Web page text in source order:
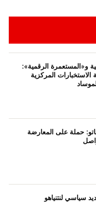
و«المستعمرة الرقمية»:
الاستخبارات المركزية
حملة على المعارضة
سياسي لنتنياهو